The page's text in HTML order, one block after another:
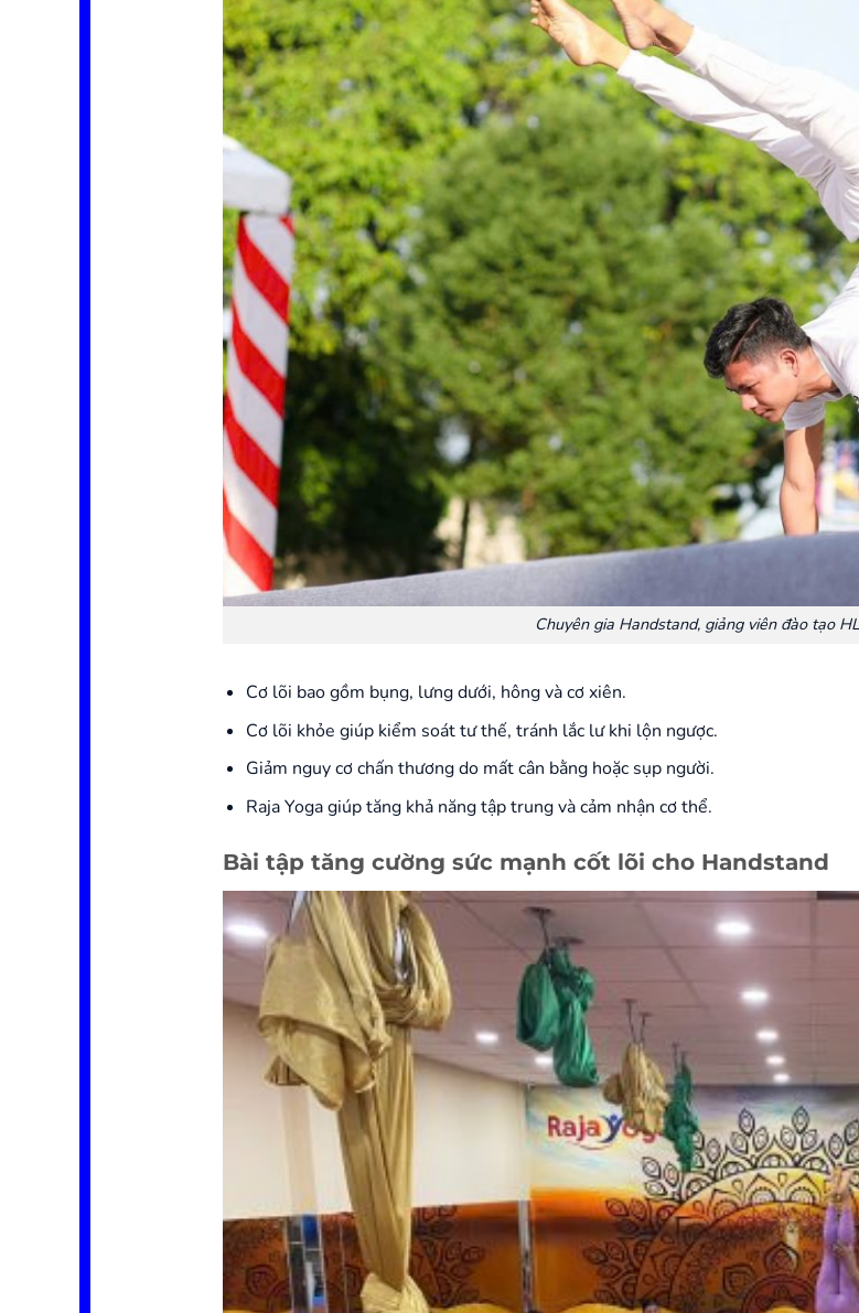
Chuyên gia Handstand, giảng viên đào tạo
Cơ lõi bao gồm bụng, lưng dưới, hông và cơ xiên.
Cơ lõi khỏe giúp kiểm soát tư thế, tránh lắc lư khi lộn ngược.
Giảm nguy cơ chấn thương do mất cân bằng hoặc sụp người.
Raja Yoga giúp tăng khả năng tập trung và cảm nhận cơ thể.
Bài tập tăng cường sức mạnh cốt lõi cho Handstand